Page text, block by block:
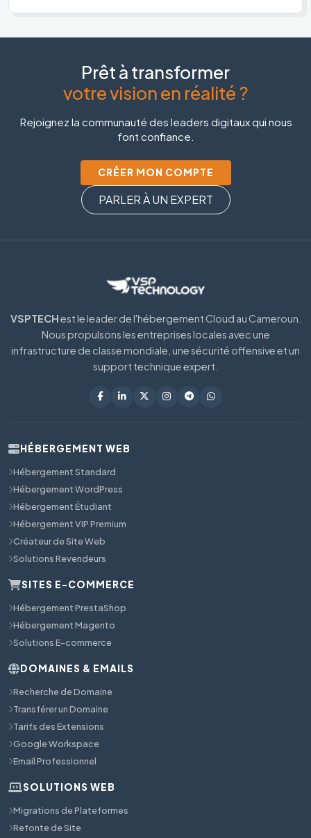
Prêt à transformer
votre vision en réalité ?
Rejoignez la communauté des leaders digitaux qui nous
font confiance.
CRÉER MON COMPTE
PARLER À UN EXPERT
VSPTECHest le leader de l'hébergement Cloud au Cameroun.
Nous propulsons les entreprises locales avec une
infrastructure de classe mondiale, une sécurité offensive et un
support technique expert.
HÉBERGEMENT WEB
Hébergement Standard
Hébergement WordPress
Hébergement Étudiant
Hébergement VIP Premium
Créateur de Site Web
Solutions Revendeurs
SITES E-COMMERCE
Hébergement PrestaShop
Hébergement Magento
Solutions E-commerce
DOMAINES & EMAILS
Recherche de Domaine
Transférer un Domaine
Tarifs des Extensions
Google Workspace
Email Professionnel
SOLUTIONS WEB
Migrations de Plateformes
Refonte de Site